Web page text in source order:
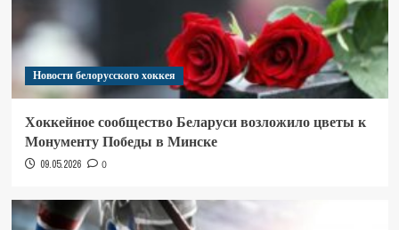
Новости белорусского хоккея
Хоккейное сообщество Беларуси возложило цветы к
Монументу Победы в Минске
09.05.2026 0